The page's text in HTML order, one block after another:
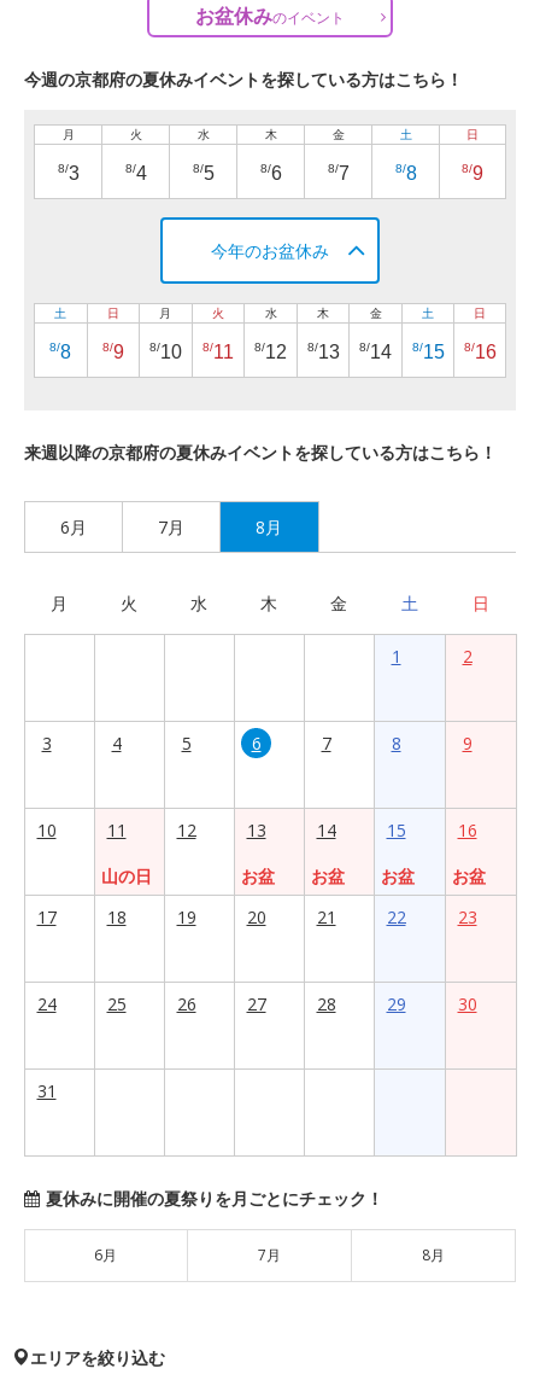
お盆休みのイベント
今週の京都府の夏休みイベントを探している方はこちら！
月
8/3
火
8/4
水
8/5
木
8/6
金
8/7
土
8/8
日
8/9
今年のお盆休み
土
8/8
日
8/9
月
8/10
火
8/11
水
8/12
木
8/13
金
8/14
土
8/15
日
8/16
来週以降の京都府の夏休みイベントを探している方はこちら！
6月 7月 8月
月 火 水 木 金 土 日
1 2
3 4 5 6 7 8 9
10
11
山の日
12
13
お盆
14
お盆
15
お盆
16
お盆
17
18 19 20 21 22 23
24 25 26 27 28 29 30
31
夏休みに開催の夏祭りを月ごとにチェック！
6月 7月 8月
エリアを絞り込む